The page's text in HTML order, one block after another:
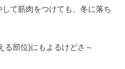
て筋肉をつけても、冬に落ち
る部位)にもよるけどさ～